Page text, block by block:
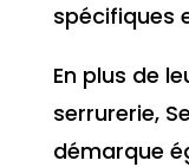
spécifiques
En plus de
serrurerie,
démarque